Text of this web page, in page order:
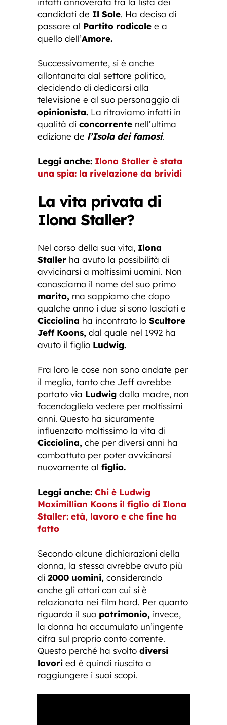
candidati de Il Sole. Ha deciso di
passare al Partito radicale e a
quello dell’Amore.
Successivamente, si è anche
allontanata dal settore politico,
decidendo di dedicarsi alla
televisione e al suo personaggio di
opinionista. La ritroviamo infatti in
qualità di concorrente nell’ultima
edizione de l’Isola dei famosi.
Leggi anche: Ilona Staller è stata
una spia: la rivelazione da brividi
La vita privata di
Ilona Staller?
Nel corso della sua vita, Ilona
Staller ha avuto la possibilità di
avvicinarsi a moltissimi uomini. Non
conosciamo il nome del suo primo
marito, ma sappiamo che dopo
qualche anno i due si sono lasciati e
Cicciolina ha incontrato lo Scultore
Jeff Koons, dal quale nel 1992 ha
avuto il figlio Ludwig.
Fra loro le cose non sono andate per
il meglio, tanto che Jeff avrebbe
portato via Ludwig dalla madre, non
facendoglielo vedere per moltissimi
anni. Questo ha sicuramente
influenzato moltissimo la vita di
Cicciolina, che per diversi anni ha
combattuto per poter avvicinarsi
nuovamente al figlio.
Leggi anche: Chi è Ludwig
Maximillian Koons il figlio di Ilona
Staller: età, lavoro e che fine ha
fatto
Secondo alcune dichiarazioni della
donna, la stessa avrebbe avuto più
di 2000 uomini, considerando
anche gli attori con cui si è
relazionata nei film hard. Per quanto
riguarda il suo patrimonio, invece,
la donna ha accumulato un’ingente
cifra sul proprio conto corrente.
Questo perché ha svolto diversi
lavori ed è quindi riuscita a
raggiungere i suoi scopi.